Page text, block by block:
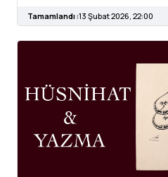
Tamamlandı :13 Şubat 2026, 22:00